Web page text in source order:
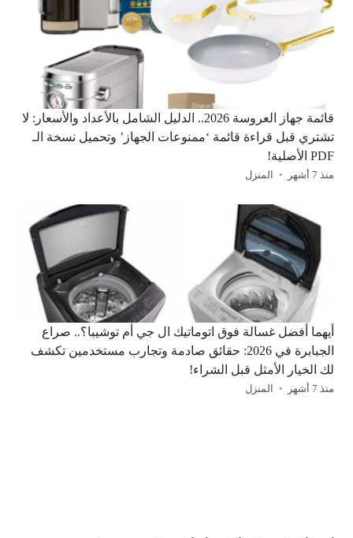
قائمة جهاز العروسة 2026.. الدليل الشامل بالأعداد والأسعار: لا
تشتري قبل قراءة قائمة ‘ممنوعات الجهاز’ وتحميل نسخة الـ
PDF الأصلية!
منذ 7 أشهر المنزل
أيهما أفضل غسالة فوق اتوماتيك ال جي أم توشيبا؟.. صراع
الجبابرة في 2026: حقائق صادمة وتجارب مستخدمين تكشف
لك الخيار الأمثل قبل الشراء!
منذ 7 أشهر المنزل